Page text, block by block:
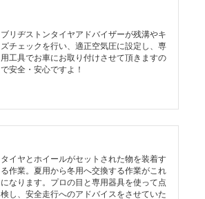
ブリヂストンタイヤアドバイザーが残溝やキ
ズチェックを行い、適正空気圧に設定し、専
用工具でお車にお取り付けさせて頂きますの
で安全・安心ですよ！
タイヤとホイールがセットされた物を装着す
る作業。夏用から冬用へ交換する作業がこれ
になります。プロの目と専用器具を使って点
検し、安全走行へのアドバイスをさせていた